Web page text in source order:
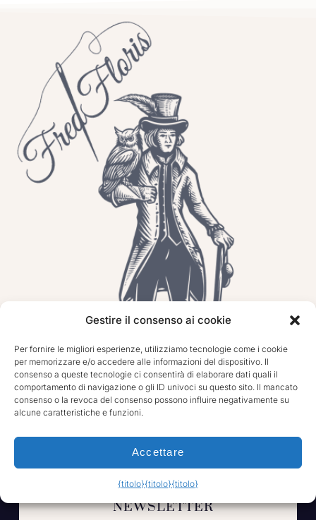
Gestire il consenso ai cookie
Per fornire le migliori esperienze, utilizziamo tecnologie come i cookie
per memorizzare e/o accedere alle informazioni del dispositivo. Il
consenso a queste tecnologie ci consentirà di elaborare dati quali il
comportamento di navigazione o gli ID univoci su questo sito. Il mancato
consenso o la revoca del consenso possono influire negativamente su
alcune caratteristiche e funzioni.
Accettare
{titolo}{titolo}{titolo}
ISCRIVITI ALLA NOSTRA
NEWSLETTER